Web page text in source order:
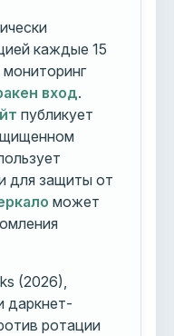
каждые 15
мониторинг
вход.
публикует
для защиты от
может
(2026),
даркнет-
ротации